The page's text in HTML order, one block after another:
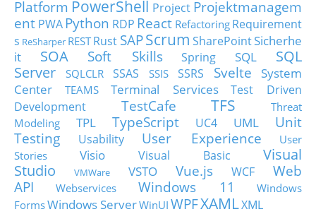
Platform PowerShell Project Projektmanagem
ent PWA Python RDP React Refactoring Requirement
s ReSharper RESTRust SAPScrum SharePointSicherhe
it
SOA Soft Skills Spring SQL
SQL
Server
SQLCLR SSAS SSIS SSRS Svelte
System
Center
TEAMS Terminal Services
Test Driven
Development
TestCafe TFS
Threat
Modeling
TPL TypeScript UC4 UML
Unit
Testing
Usability User Experience
User
Stories
Visio Visual Basic
Visual
Studio
VMWare VSTO Vue.js WCF
Web
API
Webservices Windows 11
Windows
FormsWindows ServerWinUI WPFXAMLXML